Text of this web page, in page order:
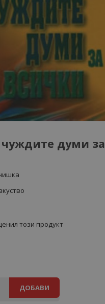
думи за
този продукт
ДОБАВИ